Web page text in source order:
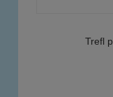
Trefl